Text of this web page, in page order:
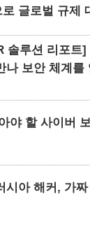
글로벌 규제
솔루션 리포트
나 보안 체계를
야 할 사이버 보
시아 해커, 가